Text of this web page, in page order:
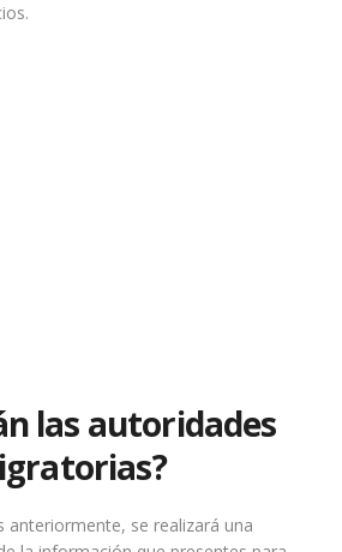
las autoridades
anteriormente, se realizará una